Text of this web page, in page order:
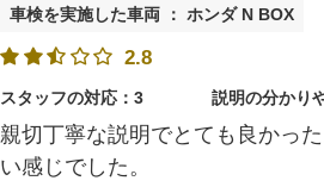
車検を実施した車両 ： ホンダ N BOX
2.8
スタッフの対応：3 説明の分かり
親切丁寧な説明でとても良かっ
い感じでした。